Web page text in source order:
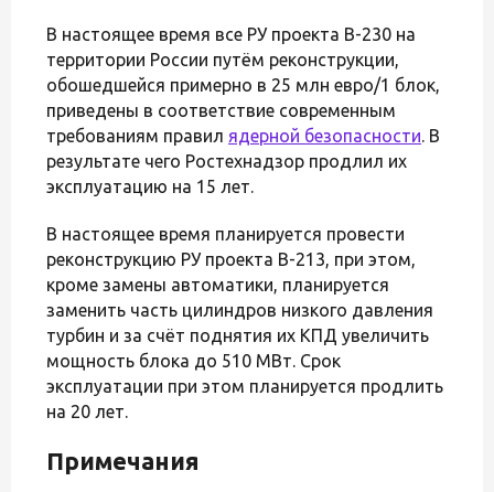
В настоящее время все РУ проекта В-230 на
территории России путём реконструкции,
обошедшейся примерно в 25 млн евро/1 блок,
приведены в соответствие современным
требованиям правил ядерной безопасности. В
результате чего Ростехнадзор продлил их
эксплуатацию на 15 лет.
В настоящее время планируется провести
реконструкцию РУ проекта В-213, при этом,
кроме замены автоматики, планируется
заменить часть цилиндров низкого давления
турбин и за счёт поднятия их КПД увеличить
мощность блока до 510 МВт. Срок
эксплуатации при этом планируется продлить
на 20 лет.
Примечания